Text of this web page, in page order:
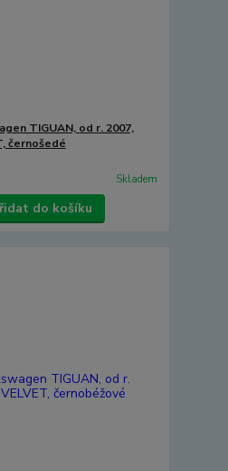
TIGUAN, od r. 2007,
černošedé
Skladem
do košíku